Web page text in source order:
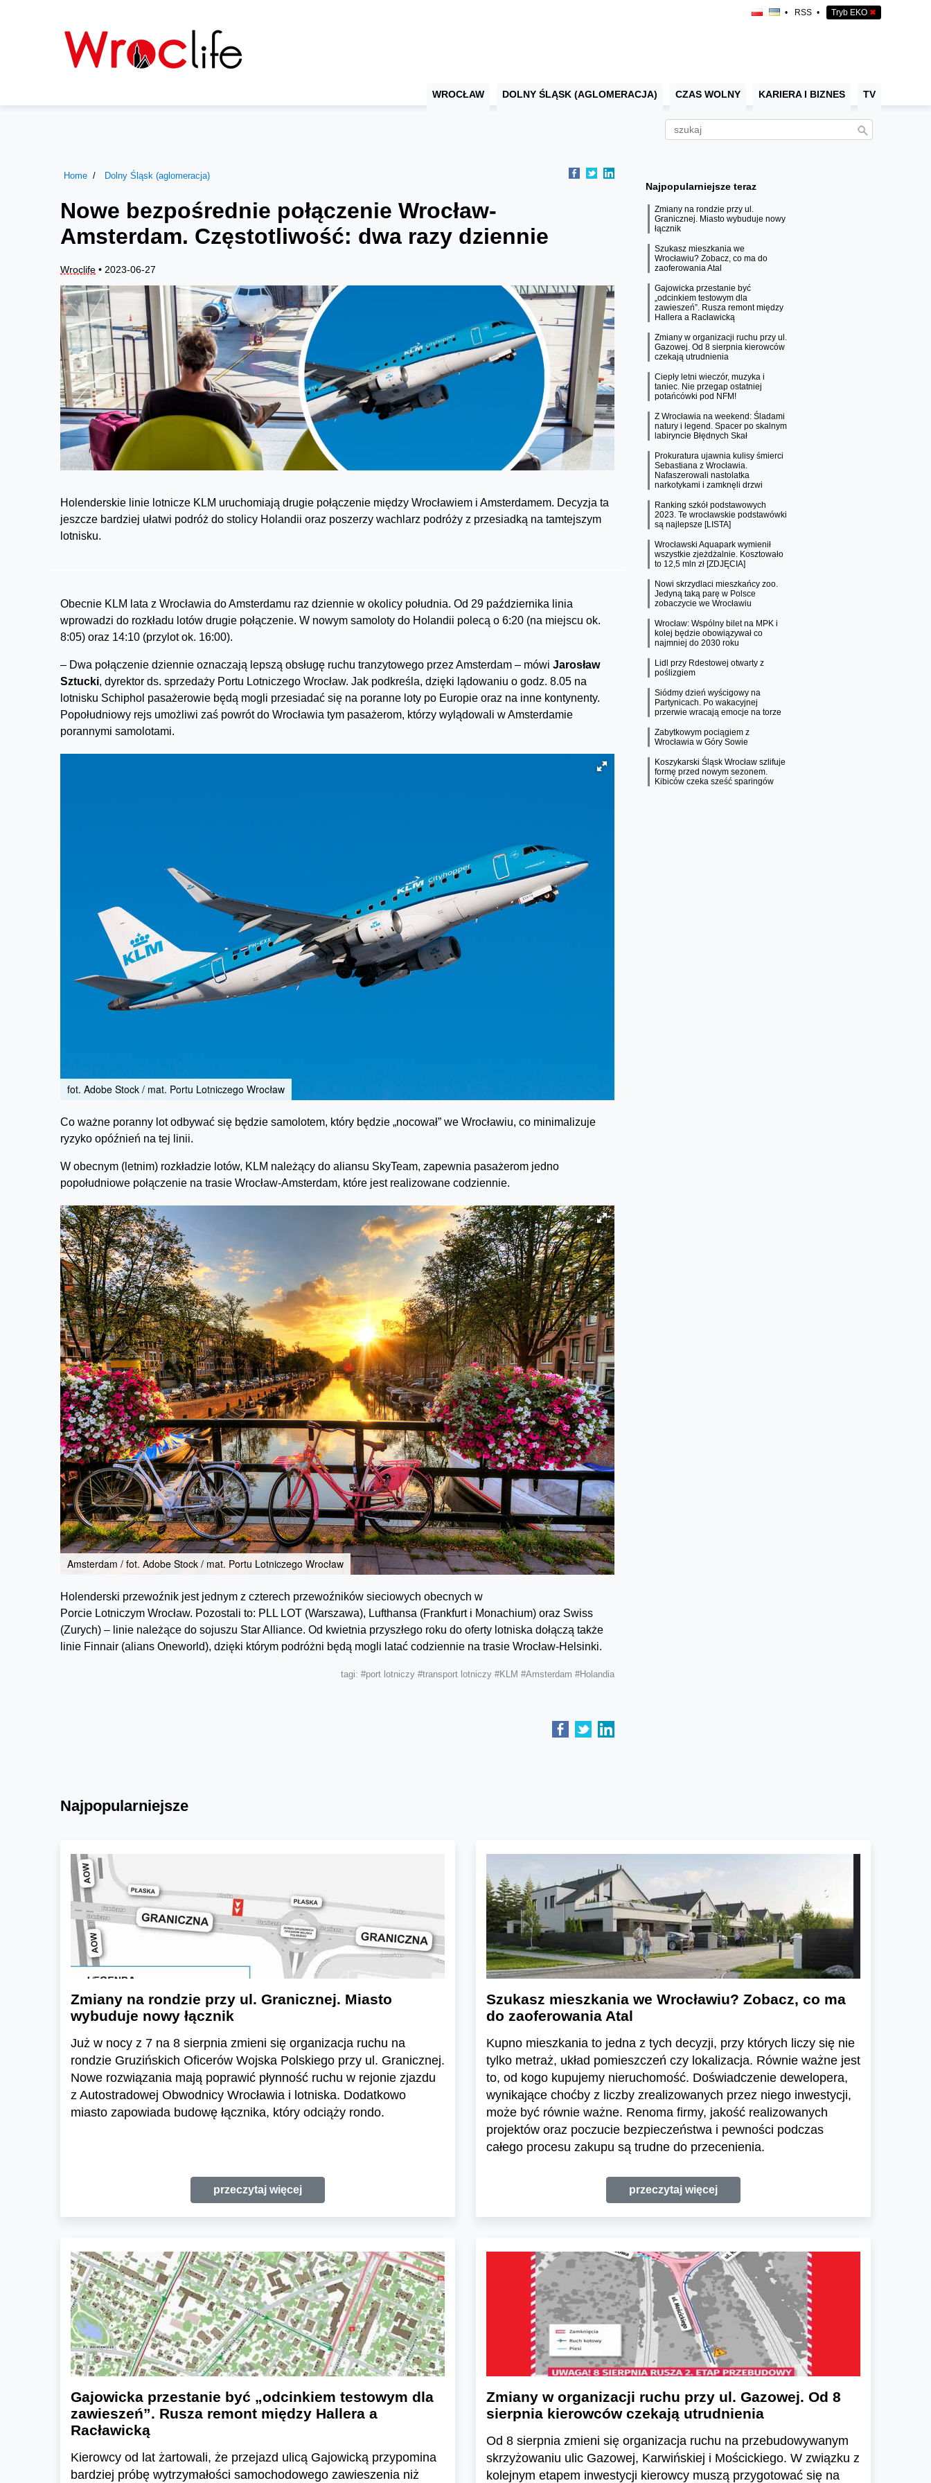
• RSS • Tryb EKO ✖
WROCŁAW DOLNY ŚLĄSK (AGLOMERACJA) CZAS WOLNY KARIERA I BIZNES TV
Home Dolny Śląsk (aglomeracja)
Nowe bezpośrednie połączenie Wrocław-
Amsterdam. Częstotliwość: dwa razy dziennie
Wroclife • 2023-06-27
Holenderskie linie lotnicze KLM uruchomiają drugie połączenie między Wrocławiem i Amsterdamem. Decyzja ta
jeszcze bardziej ułatwi podróż do stolicy Holandii oraz poszerzy wachlarz podróży z przesiadką na tamtejszym
lotnisku.
Obecnie KLM lata z Wrocławia do Amsterdamu raz dziennie w okolicy południa. Od 29 października linia
wprowadzi do rozkładu lotów drugie połączenie. W nowym samoloty do Holandii polecą o 6:20 (na miejscu ok.
8:05) oraz 14:10 (przylot ok. 16:00).
– Dwa połączenie dziennie oznaczają lepszą obsługę ruchu tranzytowego przez Amsterdam – mówi Jarosław
Sztucki, dyrektor ds. sprzedaży Portu Lotniczego Wrocław. Jak podkreśla, dzięki lądowaniu o godz. 8.05 na
lotnisku Schiphol pasażerowie będą mogli przesiadać się na poranne loty po Europie oraz na inne kontynenty.
Popołudniowy rejs umożliwi zaś powrót do Wrocławia tym pasażerom, którzy wylądowali w Amsterdamie
porannymi samolotami.
fot. Adobe Stock / mat. Portu Lotniczego Wrocław
Co ważne poranny lot odbywać się będzie samolotem, który będzie „nocował” we Wrocławiu, co minimalizuje
ryzyko opóźnień na tej linii.
W obecnym (letnim) rozkładzie lotów, KLM należący do aliansu SkyTeam, zapewnia pasażerom jedno
popołudniowe połączenie na trasie Wrocław-Amsterdam, które jest realizowane codziennie.
Amsterdam / fot. Adobe Stock / mat. Portu Lotniczego Wrocław
Holenderski przewoźnik jest jednym z czterech przewoźników sieciowych obecnych w
Porcie Lotniczym Wrocław. Pozostali to: PLL LOT (Warszawa), Lufthansa (Frankfurt i Monachium) oraz Swiss
(Zurych) – linie należące do sojuszu Star Alliance. Od kwietnia przyszłego roku do oferty lotniska dołączą także
linie Finnair (alians Oneworld), dzięki którym podróżni będą mogli latać codziennie na trasie Wrocław-Helsinki.
tagi: #port lotniczy #transport lotniczy #KLM #Amsterdam #Holandia
Najpopularniejsze teraz
Zmiany na rondzie przy ul.
Granicznej. Miasto wybuduje nowy
łącznik
Szukasz mieszkania we
Wrocławiu? Zobacz, co ma do
zaoferowania Atal
Gajowicka przestanie być
„odcinkiem testowym dla
zawieszeń”. Rusza remont między
Hallera a Racławicką
Zmiany w organizacji ruchu przy ul.
Gazowej. Od 8 sierpnia kierowców
czekają utrudnienia
Ciepły letni wieczór, muzyka i
taniec. Nie przegap ostatniej
potańcówki pod NFM!
Z Wrocławia na weekend: Śladami
natury i legend. Spacer po skalnym
labiryncie Błędnych Skał
Prokuratura ujawnia kulisy śmierci
Sebastiana z Wrocławia.
Nafaszerowali nastolatka
narkotykami i zamknęli drzwi
Ranking szkół podstawowych
2023. Te wrocławskie podstawówki
są najlepsze [LISTA]
Wrocławski Aquapark wymienił
wszystkie zjeżdżalnie. Kosztowało
to 12,5 mln zł [ZDJĘCIA]
Nowi skrzydlaci mieszkańcy zoo.
Jedyną taką parę w Polsce
zobaczycie we Wrocławiu
Wrocław: Wspólny bilet na MPK i
kolej będzie obowiązywał co
najmniej do 2030 roku
Lidl przy Rdestowej otwarty z
poślizgiem
Siódmy dzień wyścigowy na
Partynicach. Po wakacyjnej
przerwie wracają emocje na torze
Zabytkowym pociągiem z
Wrocławia w Góry Sowie
Koszykarski Śląsk Wrocław szlifuje
formę przed nowym sezonem.
Kibiców czeka sześć sparingów
Najpopularniejsze
Zmiany na rondzie przy ul. Granicznej. Miasto
wybuduje nowy łącznik
Już w nocy z 7 na 8 sierpnia zmieni się organizacja ruchu na
rondzie Gruzińskich Oficerów Wojska Polskiego przy ul. Granicznej.
Nowe rozwiązania mają poprawić płynność ruchu w rejonie zjazdu
z Autostradowej Obwodnicy Wrocławia i lotniska. Dodatkowo
miasto zapowiada budowę łącznika, który odciąży rondo.
przeczytaj więcej
Szukasz mieszkania we Wrocławiu? Zobacz, co ma
do zaoferowania Atal
Kupno mieszkania to jedna z tych decyzji, przy których liczy się nie
tylko metraż, układ pomieszczeń czy lokalizacja. Równie ważne jest
to, od kogo kupujemy nieruchomość. Doświadczenie dewelopera,
wynikające choćby z liczby zrealizowanych przez niego inwestycji,
może być równie ważne. Renoma firmy, jakość realizowanych
projektów oraz poczucie bezpieczeństwa i pewności podczas
całego procesu zakupu są trudne do przecenienia.
przeczytaj więcej
Gajowicka przestanie być „odcinkiem testowym dla
zawieszeń”. Rusza remont między Hallera a
Racławicką
Kierowcy od lat żartowali, że przejazd ulicą Gajowicką przypomina
bardziej próbę wytrzymałości samochodowego zawieszenia niż
Zmiany w organizacji ruchu przy ul. Gazowej. Od 8
sierpnia kierowców czekają utrudnienia
Od 8 sierpnia zmieni się organizacja ruchu na przebudowywanym
skrzyżowaniu ulic Gazowej, Karwińskiej i Mościckiego. W związku z
kolejnym etapem inwestycji kierowcy muszą przygotować się na